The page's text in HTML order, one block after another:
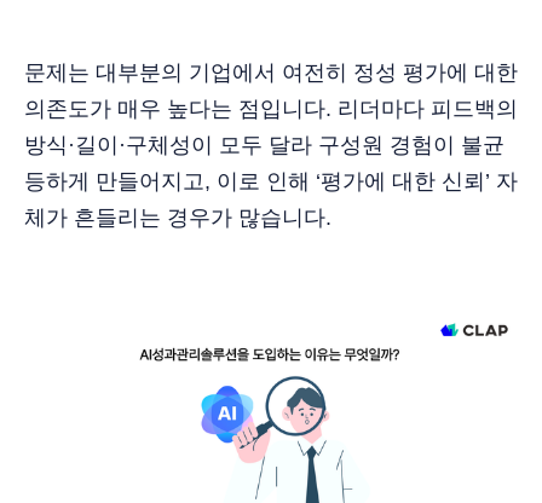
문제는 대부분의 기업에서 여전히 정성 평가에 대한
의존도가 매우 높다는 점입니다. 리더마다 피드백의
방식·길이·구체성이 모두 달라 구성원 경험이 불균
등하게 만들어지고, 이로 인해 ‘평가에 대한 신뢰’ 자
체가 흔들리는 경우가 많습니다.